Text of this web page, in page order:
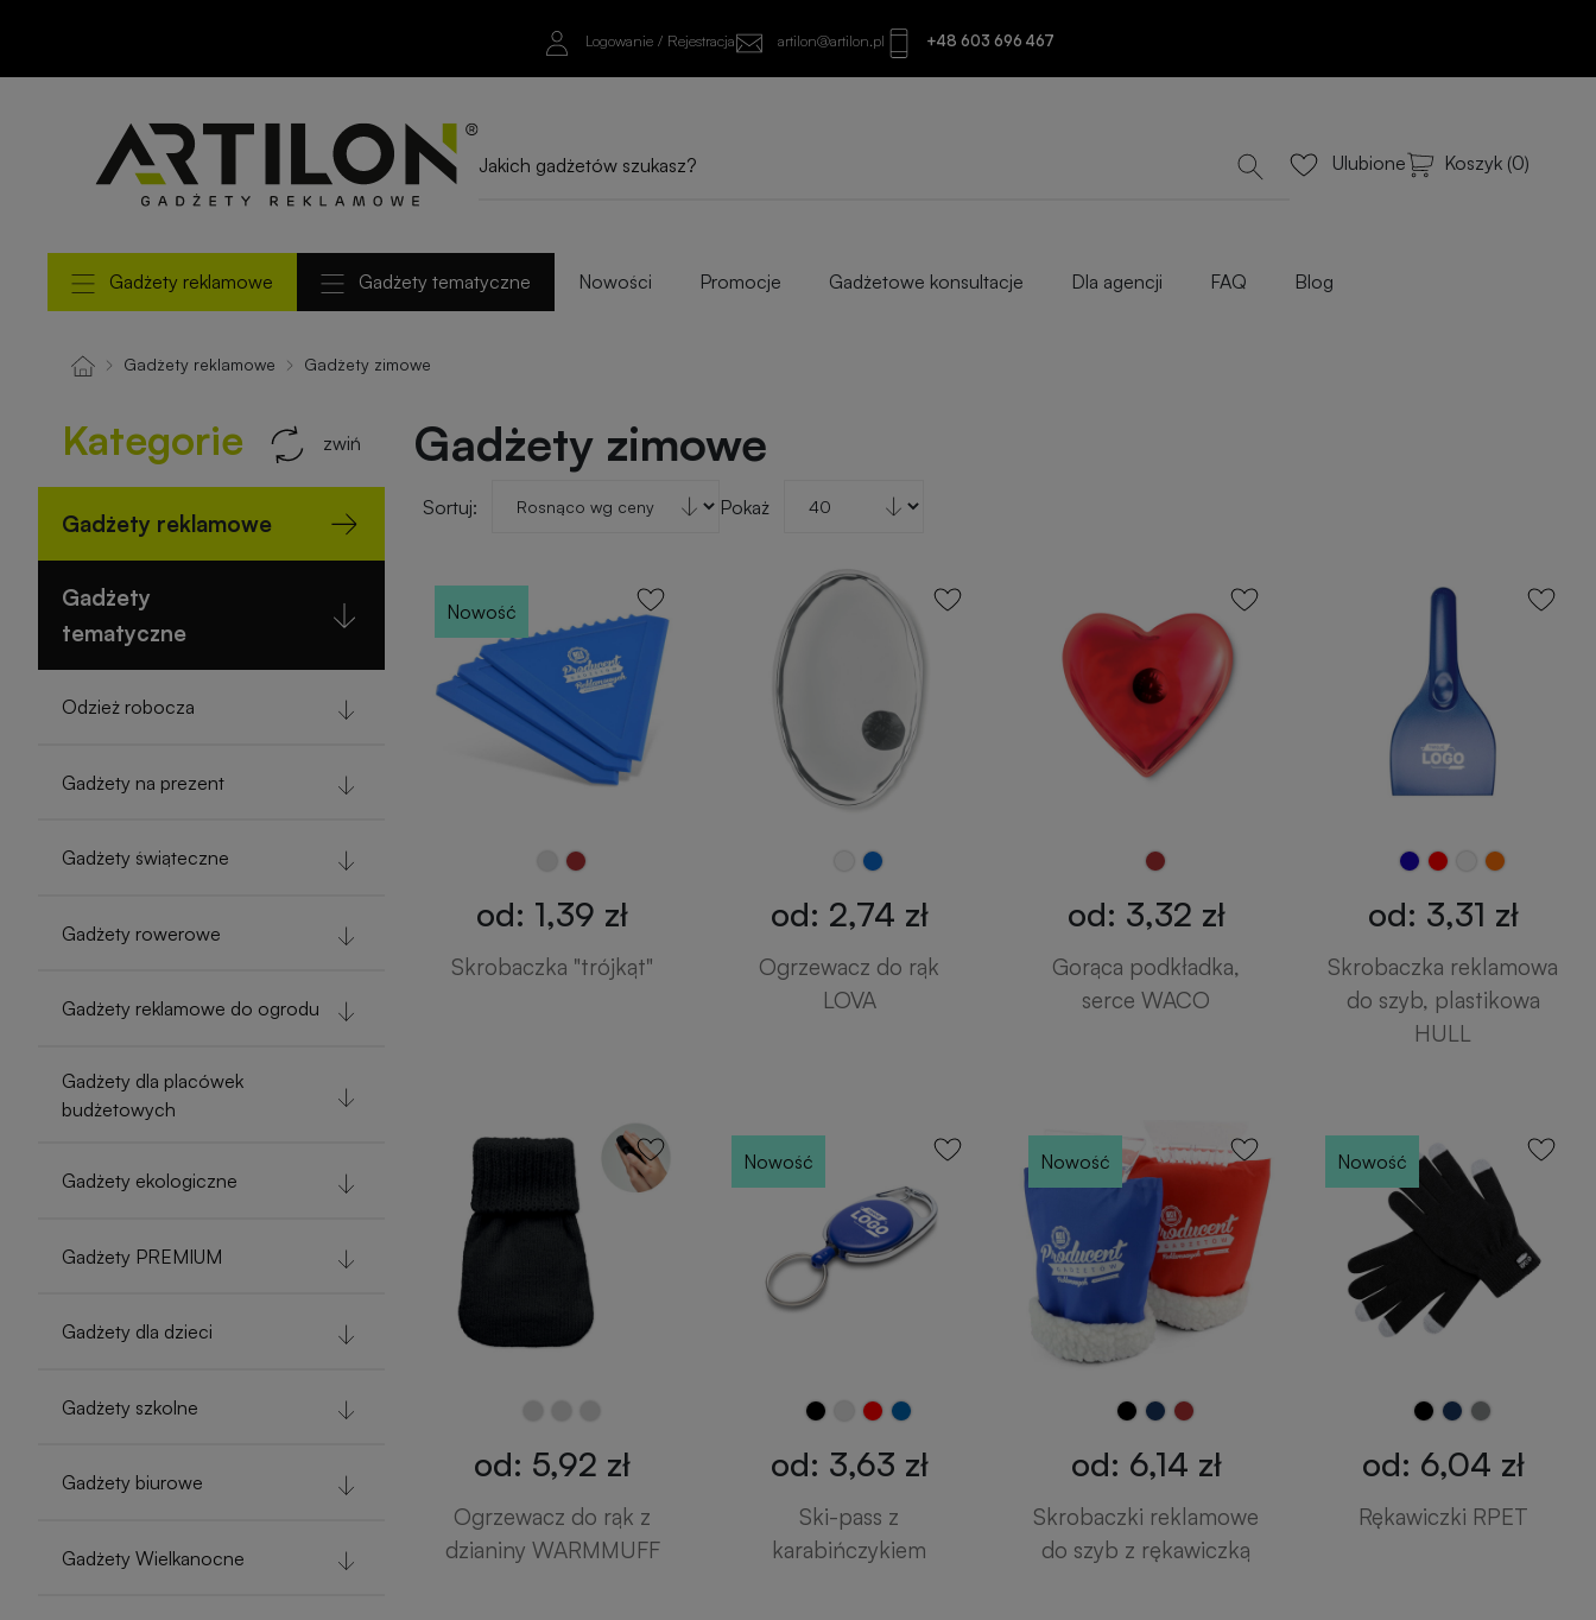
Logowanie / Rejestracja artilon@artilon.pl +48 603 696 467
Ulubione Koszyk (0)
Gadżety reklamowe Gadżety tematyczne Nowości Promocje Gadżetowe konsultacje Dla agencji FAQ Blog
Gadżety reklamowe Gadżety zimowe
Kategorie zwiń
Gadżety reklamowe
Gadżety
tematyczne
Odzież robocza
Gadżety na prezent
Gadżety świąteczne
Gadżety rowerowe
Gadżety reklamowe do ogrodu
Gadżety dla placówek
budżetowych
Gadżety ekologiczne
Gadżety PREMIUM
Gadżety dla dzieci
Gadżety szkolne
Gadżety biurowe
Gadżety Wielkanocne
Gadżety zimowe
Sortuj: Pokaż
Nowość
od: 1,39 zł
Skrobaczka "trójkąt"
od: 2,74 zł
Ogrzewacz do rąk
LOVA
od: 3,32 zł
Gorąca podkładka,
serce WACO
od: 3,31 zł
Skrobaczka reklamowa
do szyb, plastikowa
HULL
od: 5,92 zł
Ogrzewacz do rąk z
dzianiny WARMMUFF
Nowość
od: 3,63 zł
Ski-pass z
karabińczykiem
Nowość
od: 6,14 zł
Skrobaczki reklamowe
do szyb z rękawiczką
Nowość
od: 6,04 zł
Rękawiczki RPET